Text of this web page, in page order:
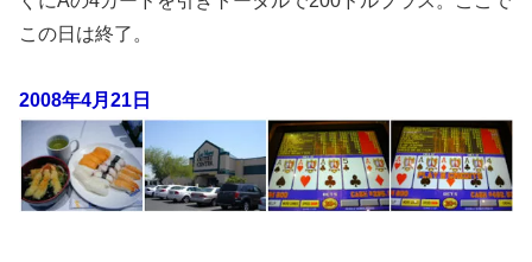
この日は終了。
2008年4月21日